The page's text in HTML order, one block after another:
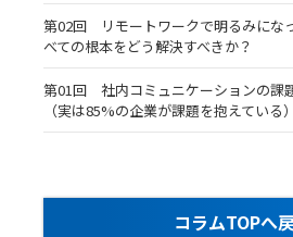
第02回 リモートワークで明るみにな
べての根本をどう解決すべきか？
第01回 社内コミュニケーションの課
（実は85%の企業が課題を抱えている）
コラムTOPへ